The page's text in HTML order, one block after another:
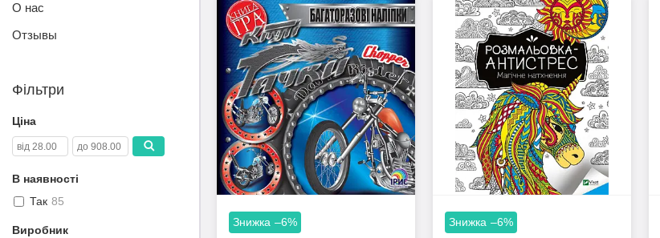
–6% –6%
О нас
Отзывы
Фільтри
Ціна
В наявності
Так 85
Виробник